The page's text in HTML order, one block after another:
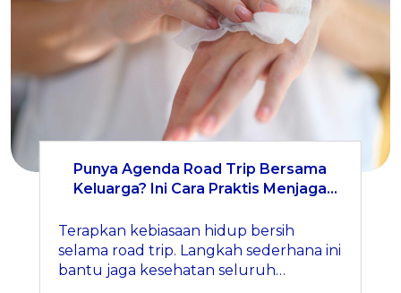
Punya Agenda Road Trip Bersama
Keluarga? Ini Cara Praktis Menjaga
Terapkan kebiasaan hidup bersih
selama road trip. Langkah sederhana ini
bantu jaga kesehatan seluruh